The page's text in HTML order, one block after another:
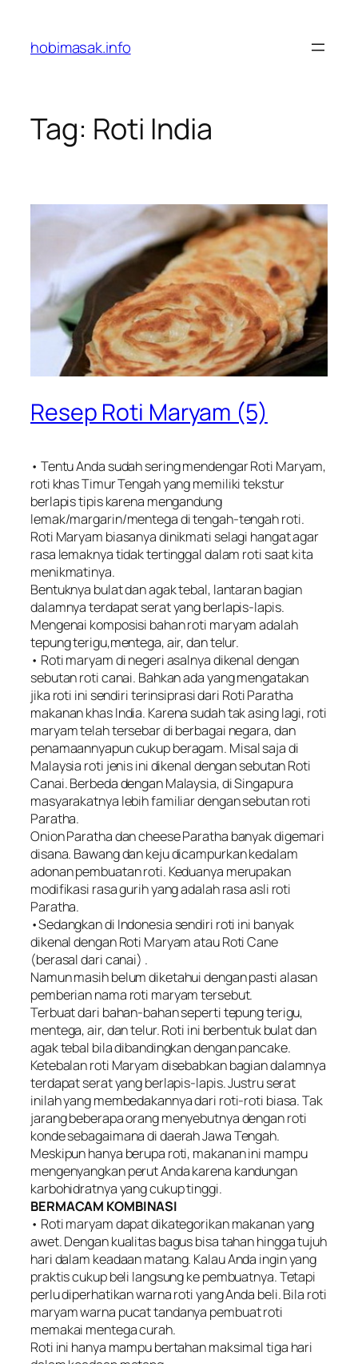
content
hobimasak.info
Tag: Roti India
Resep Roti Maryam (5)
• Tentu Anda sudah sering mendengar Roti Maryam,
roti khas Timur Tengah yang memiliki tekstur
berlapis tipis karena mengandung
lemak/margarin/mentega di tengah-tengah roti.
Roti Maryam biasanya dinikmati selagi hangat agar
rasa lemaknya tidak tertinggal dalam roti saat kita
menikmatinya.
Bentuknya bulat dan agak tebal, lantaran bagian
dalamnya terdapat serat yang berlapis-lapis.
Mengenai komposisi bahan roti maryam adalah
tepung terigu,mentega, air, dan telur.
• Roti maryam di negeri asalnya dikenal dengan
sebutan roti canai. Bahkan ada yang mengatakan
jika roti ini sendiri terinsiprasi dari Roti Paratha
makanan khas India. Karena sudah tak asing lagi, roti
maryam telah tersebar di berbagai negara, dan
penamaannyapun cukup beragam. Misal saja di
Malaysia roti jenis ini dikenal dengan sebutan Roti
Canai. Berbeda dengan Malaysia, di Singapura
masyarakatnya lebih familiar dengan sebutan roti
Paratha.
Onion Paratha dan cheese Paratha banyak digemari
disana. Bawang dan keju dicampurkan kedalam
adonan pembuatan roti. Keduanya merupakan
modifikasi rasa gurih yang adalah rasa asli roti
Paratha.
•Sedangkan di Indonesia sendiri roti ini banyak
dikenal dengan Roti Maryam atau Roti Cane
(berasal dari canai) .
Namun masih belum diketahui dengan pasti alasan
pemberian nama roti maryam tersebut.
Terbuat dari bahan-bahan seperti tepung terigu,
mentega, air, dan telur. Roti ini berbentuk bulat dan
agak tebal bila dibandingkan dengan pancake.
Ketebalan roti Maryam disebabkan bagian dalamnya
terdapat serat yang berlapis-lapis. Justru serat
inilah yang membedakannya dari roti-roti biasa. Tak
jarang beberapa orang menyebutnya dengan roti
konde sebagaimana di daerah Jawa Tengah.
Meskipun hanya berupa roti, makanan ini mampu
mengenyangkan perut Anda karena kandungan
karbohidratnya yang cukup tinggi.
BERMACAM KOMBINASI
• Roti maryam dapat dikategorikan makanan yang
awet. Dengan kualitas bagus bisa tahan hingga tujuh
hari dalam keadaan matang. Kalau Anda ingin yang
praktis cukup beli langsung ke pembuatnya. Tetapi
perlu diperhatikan warna roti yang Anda beli. Bila roti
maryam warna pucat tandanya pembuat roti
memakai mentega curah.
Roti ini hanya mampu bertahan maksimal tiga hari